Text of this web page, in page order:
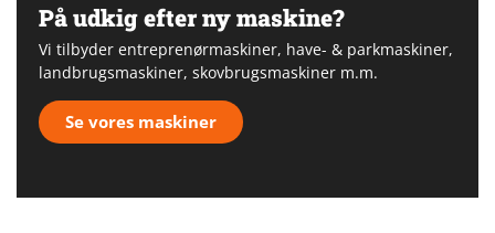
På udkig efter ny maskine?
Vi tilbyder entreprenørmaskiner, have- & parkmaskiner,
landbrugsmaskiner, skovbrugsmaskiner m.m.
Se vores maskiner